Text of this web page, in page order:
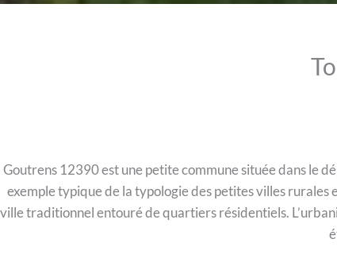
Goutrens 12390 est une petite commune située dans le
exemple typique de la typologie des petites villes
ville traditionnel entouré de quartiers résidentiels.